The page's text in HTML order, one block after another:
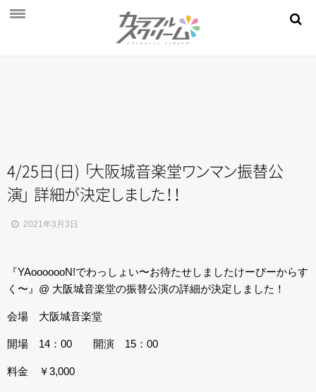
MOVIE
AUDITION
STORE
4/25日(日 )「大阪城音楽堂ワンマン振替公
演」 詳細が決定 しました！！
2021年3月3日
『YAooooooN!でわっしょい〜お待たせしましたけーぴーからす
く〜』@ 大阪城音楽堂の振替公演の詳細が決定しました！
会場 大阪城音楽堂
開場 14：00 開演 15：00
料金 ￥3,000